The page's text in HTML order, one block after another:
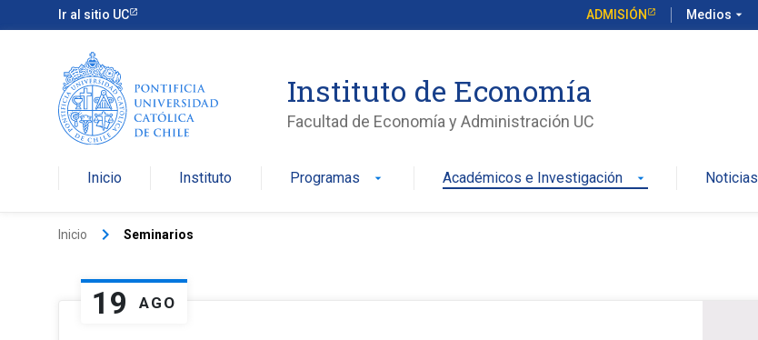
Ir al sitio UC ADMISIÓN Medios arrow_drop_down
Instituto de Economía
Facultad de Economía y Administración UC
Inicio Instituto Programas arrow_drop_down Académicos e Investigación arrow_drop_down Noticias
Inicio keyboard_arrow_right Seminarios
19 AGO